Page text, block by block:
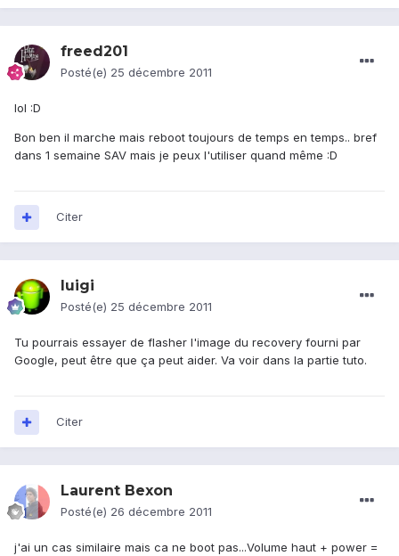
freed201
Posté(e) 25 décembre 2011
lol :D
Bon ben il marche mais reboot toujours de temps en temps.. bref
dans 1 semaine SAV mais je peux l'utiliser quand même :D
Citer
luigi
Posté(e) 25 décembre 2011
Tu pourrais essayer de flasher l'image du recovery fourni par
Google, peut être que ça peut aider. Va voir dans la partie tuto.
Citer
Laurent Bexon
Posté(e) 26 décembre 2011
j'ai un cas similaire mais ca ne boot pas...Volume haut + power =